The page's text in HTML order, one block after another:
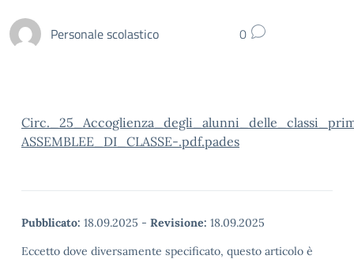
Personale scolastico 0
ASSEMBLEE_DI_CLASSE-.pdf.pades
Pubblicato: 18.09.2025 - Revisione: 18.09.2025
Eccetto dove diversamente specificato, questo articolo è